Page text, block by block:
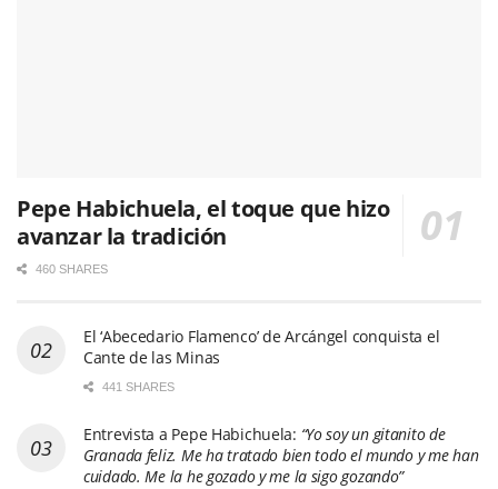
Pepe Habichuela, el toque que hizo
avanzar la tradición
460 SHARES
El ‘Abecedario Flamenco’ de Arcángel conquista el
Cante de las Minas
441 SHARES
Entrevista a Pepe Habichuela: “Yo soy un gitanito de
Granada feliz. Me ha tratado bien todo el mundo y me han
cuidado. Me la he gozado y me la sigo gozando”